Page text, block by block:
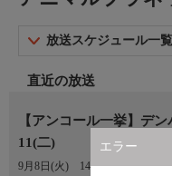
エラー
放送スケジュール一覧
直近の放送
【アンコール一挙】デ
11(二)
9月8日(火) 14:00〜15:00